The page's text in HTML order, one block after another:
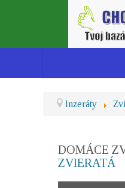
Inzeráty
DOMÁCE
ZVIERATÁ